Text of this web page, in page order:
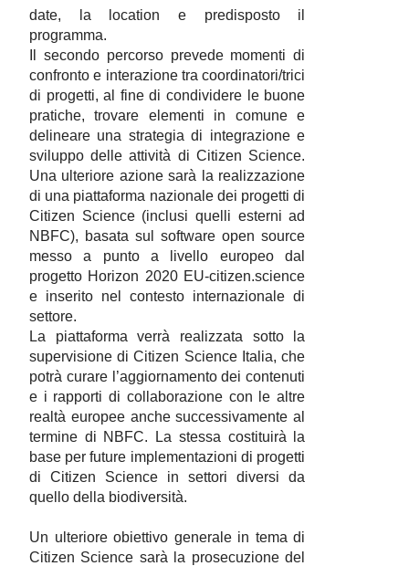
date, la location e predisposto il
programma.
Il secondo percorso prevede momenti di
confronto e interazione tra coordinatori/trici
di progetti, al fine di condividere le buone
pratiche, trovare elementi in comune e
delineare una strategia di integrazione e
sviluppo delle attività di Citizen Science.
Una ulteriore azione sarà la realizzazione
di una piattaforma nazionale dei progetti di
Citizen Science (inclusi quelli esterni ad
NBFC), basata sul software open source
messo a punto a livello europeo dal
progetto Horizon 2020 EU-citizen.science
e inserito nel contesto internazionale di
settore.
La piattaforma verrà realizzata sotto la
supervisione diCitizen Science Italia, che
potrà curare l’aggiornamento dei contenuti
e i rapporti di collaborazione con le altre
realtà europee anche successivamente al
termine di NBFC. La stessa costituirà la
base per future implementazioni di progetti
di Citizen Science in settori diversi da
quello della biodiversità.
Un ulteriore obiettivo generale in tema di
Citizen Science sarà la prosecuzione del